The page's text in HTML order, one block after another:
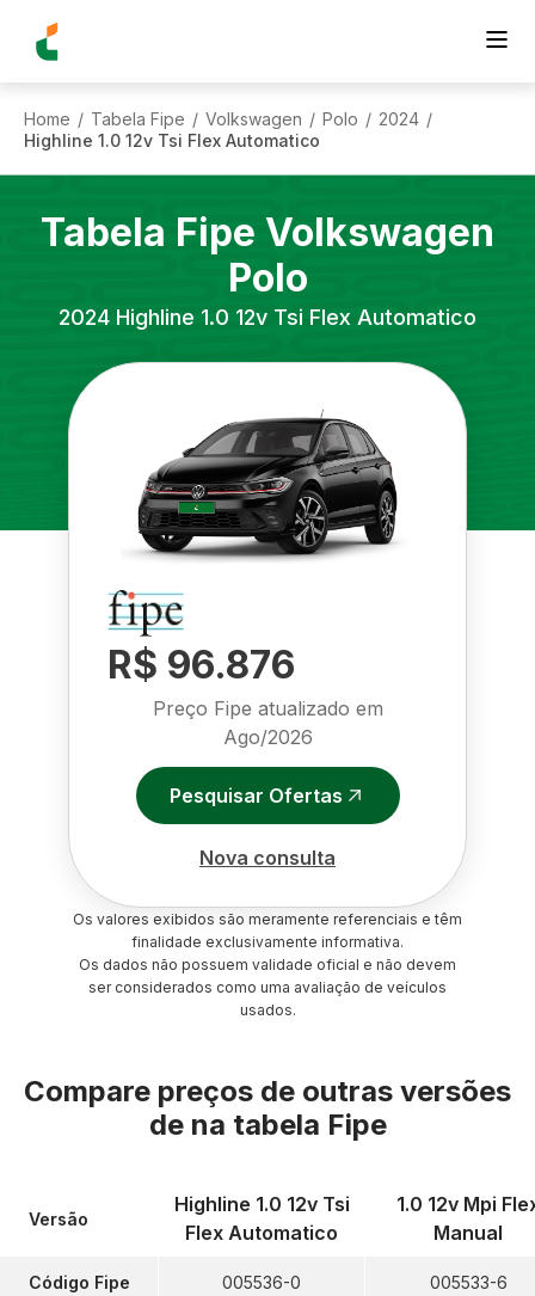
Home / Tabela Fipe / Volkswagen / Polo / 2024 /
Highline 1.0 12v Tsi Flex Automatico
Tabela Fipe Volkswagen
Polo
2024 Highline 1.0 12v Tsi Flex Automatico
R$ 96.876
Preço Fipe atualizado em
Ago/2026
Pesquisar Ofertas
Nova consulta
Os valores exibidos são meramente referenciais e têm
finalidade exclusivamente informativa.
Os dados não possuem validade oficial e não devem
ser considerados como uma avaliação de veículos
usados.
Compare preços de outras versões
de na tabela Fipe
Versão
Código Fipe
Highline 1.0 12v Tsi
Flex Automatico
005536-0
1.0 12v Mpi
Manual
005533-6